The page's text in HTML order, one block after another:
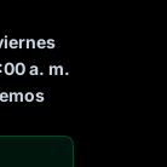
a. m.